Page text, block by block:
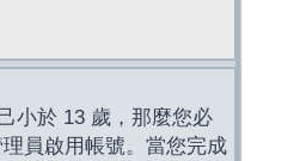
小於 13 歲，那麼您必
員啟用帳號。當您完成